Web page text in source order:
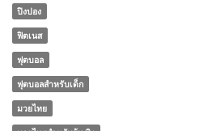
ปิงปอง
ฟิตเนส
ฟุตบอล
ฟุตบอลสำหรับเด็ก
มวยไทย